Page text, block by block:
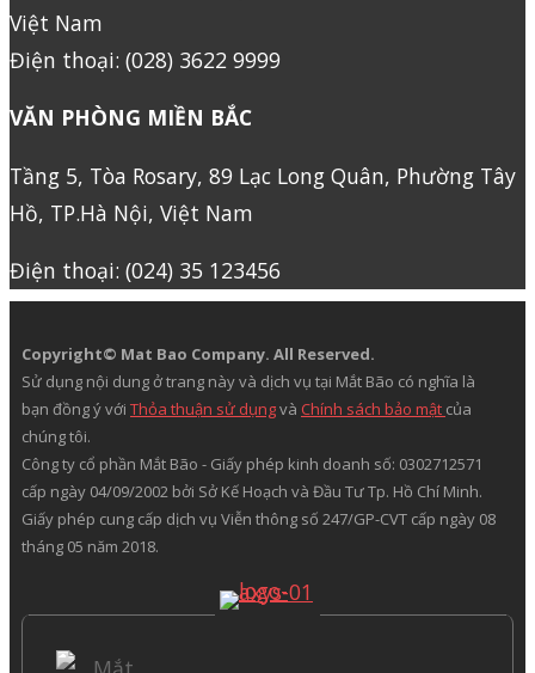
Việt Nam
Điện thoại: (028) 3622 9999
VĂN PHÒNG MIỀN BẮC
Tầng 5, Tòa Rosary, 89 Lạc Long Quân, Phường Tây
Hồ, TP.Hà Nội, Việt Nam
Điện thoại: (024) 35 123456
Copyright© Mat Bao Company. All Reserved.
Sử dụng nội dung ở trang này và dịch vụ tại Mắt Bão có nghĩa là
bạn đồng ý với Thỏa thuận sử dụngvà Chính sách bảo mật của
chúng tôi.
Công ty cổ phần Mắt Bão - Giấy phép kinh doanh số: 0302712571
cấp ngày 04/09/2002 bởi Sở Kế Hoạch và Đầu Tư Tp. Hồ Chí Minh.
Giấy phép cung cấp dịch vụ Viễn thông số 247/GP-CVT cấp ngày 08
tháng 05 năm 2018.